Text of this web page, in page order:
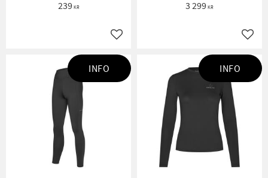
239KR
Lägg till i favoriter
3 299KR
INFO INFO